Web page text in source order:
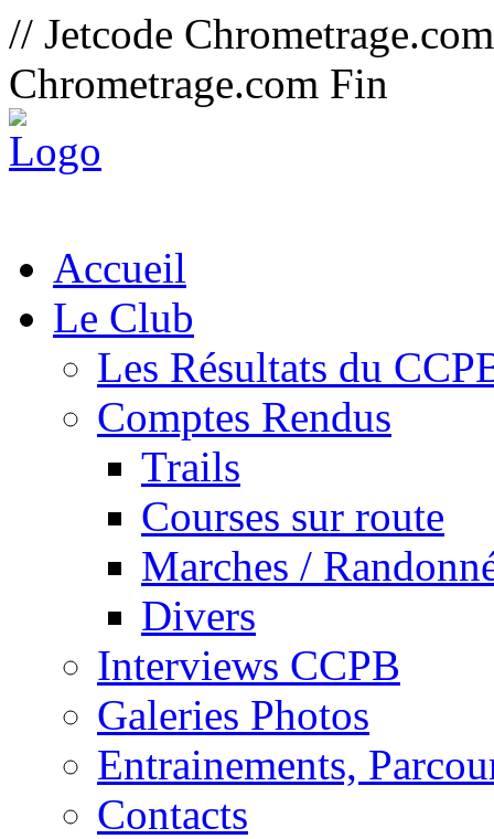
// Jetcode
Chrometrage.com Fin
Accueil
Le Club
Les Résultats du
Comptes Rendus
Trails
Courses sur route
Marches /
Divers
Interviews CCPB
Galeries Photos
Entrainements,
Contacts